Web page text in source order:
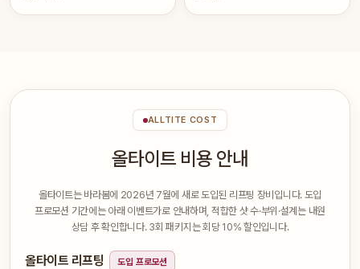
ALLTITE COST
올타이트 비용 안내
올타이트는 바라봄에 2026년 7월에 새로 도입된 리프팅 장비입니다. 도입
프로모션 기간에는 아래 이벤트가로 안내하며, 적합한 샷 수·부위·설계는 내원
상담 후 확인합니다. 3회 패키지는 회당 10% 할인입니다.
올타이트 리프팅 도입 프로모션